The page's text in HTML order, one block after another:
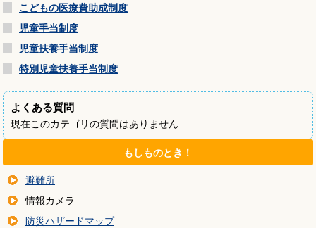
こどもの医療費助成制度
児童手当制度
児童扶養手当制度
特別児童扶養手当制度
よくある質問
現在このカテゴリの質問はありません
もしものとき！
避難所
情報カメラ
防災ハザードマップ